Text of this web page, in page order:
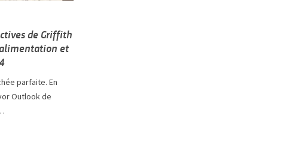
de Griffith
et
parfaite. En
Outlook de